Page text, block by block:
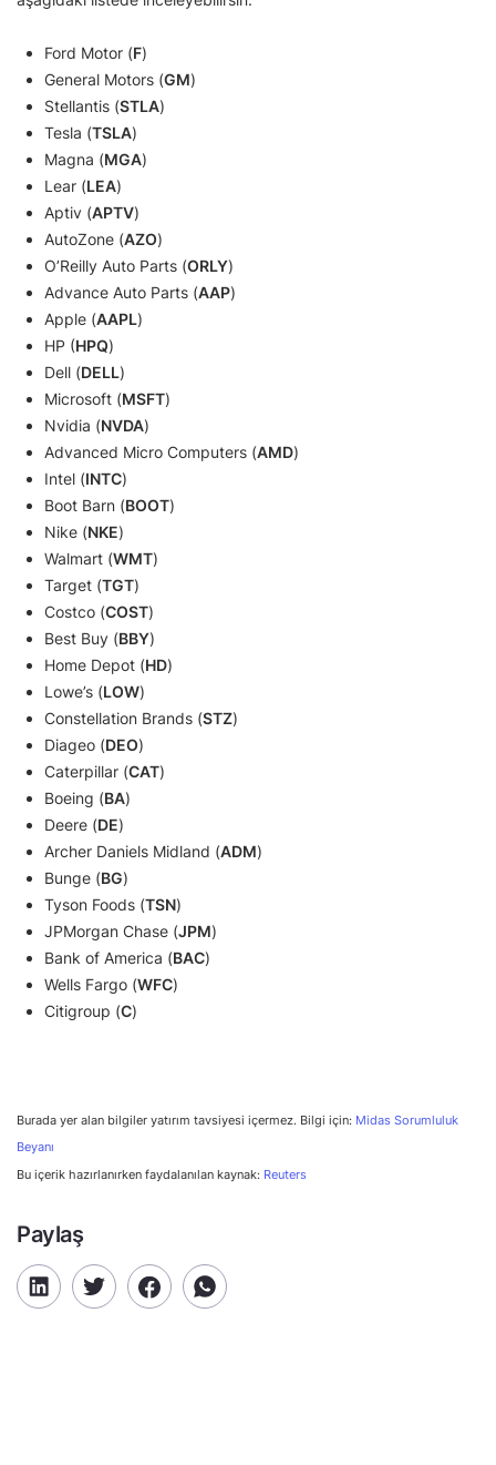
Ford Motor (F)
General Motors (GM)
Stellantis (STLA)
Tesla (TSLA)
Magna (MGA)
Lear (LEA)
Aptiv (APTV)
AutoZone (AZO)
O’Reilly Auto Parts (ORLY)
Advance Auto Parts (AAP)
Apple (AAPL)
HP (HPQ)
Dell (DELL)
Microsoft (MSFT)
Nvidia (NVDA)
Advanced Micro Computers (AMD)
Intel (INTC)
Boot Barn (BOOT)
Nike (NKE)
Walmart (WMT)
Target (TGT)
Costco (COST)
Best Buy (BBY)
Home Depot (HD)
Lowe’s (LOW)
Constellation Brands (STZ)
Diageo (DEO)
Caterpillar (CAT)
Boeing (BA)
Deere (DE)
Archer Daniels Midland (ADM)
Bunge (BG)
Tyson Foods (TSN)
JPMorgan Chase (JPM)
Bank of America (BAC)
Wells Fargo (WFC)
Citigroup (C)
Burada yer alan bilgiler yatırım tavsiyesi içermez. Bilgi için: Midas Sorumluluk
Beyanı
Bu içerik hazırlanırken faydalanılan kaynak: Reuters
Paylaş